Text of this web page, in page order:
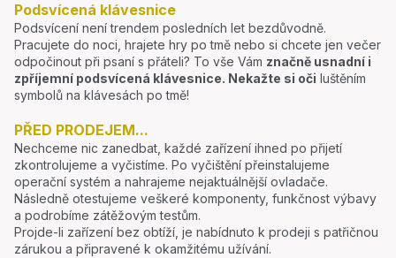
Podsvícená klávesnice
Podsvícení není trendem posledních let bezdůvodně.
Pracujete do noci, hrajete hry po tmě nebo si chcete jen večer
odpočinout při psaní s přáteli? To vše Vám značně usnadní i
zpříjemní podsvícená klávesnice. Nekažte si oči luštěním
symbolů na klávesách po tmě!
PŘED PRODEJEM...
Nechceme nic zanedbat, každé zařízení ihned po přijetí
zkontrolujeme a vyčistíme. Po vyčištění přeinstalujeme
operační systém a nahrajeme nejaktuálnější ovladače.
Následně otestujeme veškeré komponenty, funkčnost výbavy
a podrobíme zátěžovým testům.
Projde-li zařízení bez obtíží, je nabídnuto k prodeji s patřičnou
zárukou a připravené k okamžitému užívání.